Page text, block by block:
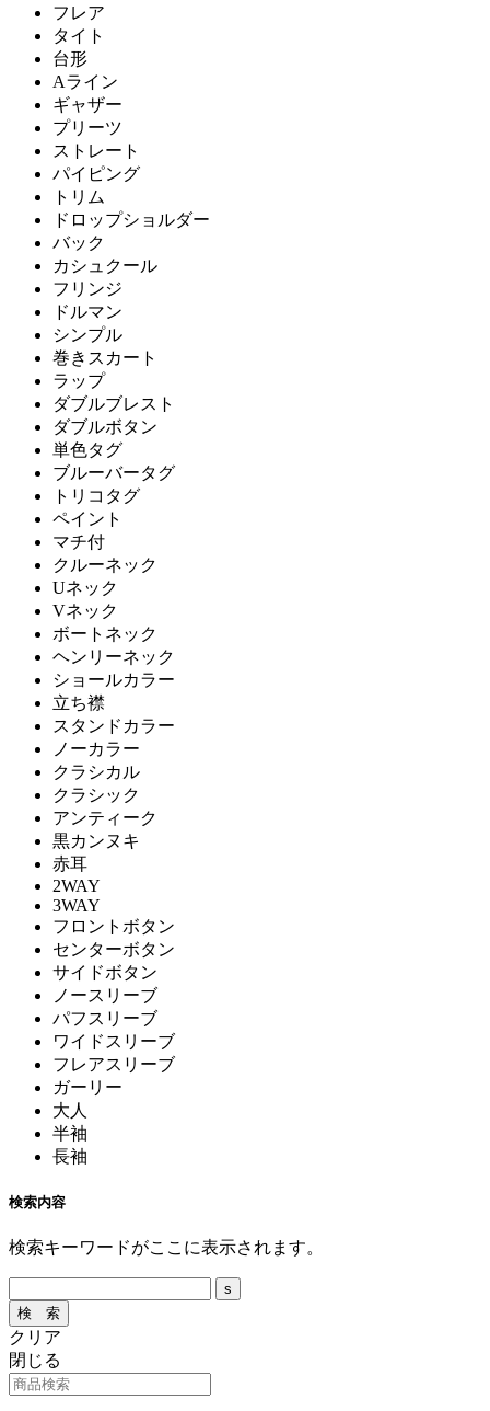
フレア
タイト
台形
Aライン
ギャザー
プリーツ
ストレート
パイピング
トリム
ドロップショルダー
バック
カシュクール
フリンジ
ドルマン
シンプル
巻きスカート
ラップ
ダブルブレスト
ダブルボタン
単色タグ
ブルーバータグ
トリコタグ
ペイント
マチ付
クルーネック
Uネック
Vネック
ボートネック
ヘンリーネック
ショールカラー
立ち襟
スタンドカラー
ノーカラー
クラシカル
クラシック
アンティーク
黒カンヌキ
赤耳
2WAY
3WAY
フロントボタン
センターボタン
サイドボタン
ノースリーブ
パフスリーブ
ワイドスリーブ
フレアスリーブ
ガーリー
大人
半袖
長袖
検索内容
検索キーワードがここに表示されます。
クリア
閉じる